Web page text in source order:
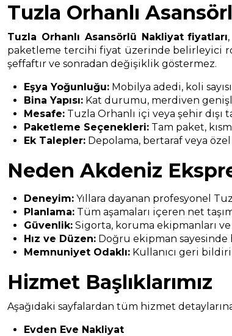
Tuzla Orhanlı
Tuzla Orhanlı Asansörlü Nakliyat fiyatları
paketleme tercihi fiyat üzerinde belirleyici
şeffaftır ve sonradan değişiklik göstermez.
Eşya Yoğunluğu: Mobilya adedi, koli
Bina Yapısı: Kat durumu, merdiven
Mesafe: Tuzla Orhanlı içi veya şehir dışı
Paketleme Seçenekleri: Tam paket,
Ek Talepler: Depolama, bertaraf veya
Neden Akdeniz
Deneyim: Yıllara dayanan profesyonel
Planlama: Tüm aşamaları içeren net
Güvenlik: Sigorta, koruma ekipmanları ve
Hız ve Düzen: Doğru ekipman sayesinde
Memnuniyet Odaklı: Kullanıcı geri
Hizmet Başlıklarımız
Aşağıdaki sayfalardan tüm hizmet
Evden Eve Nakliyat